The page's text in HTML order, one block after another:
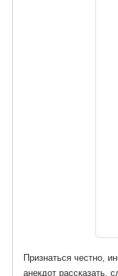
Признаться честно,
анекдот рассказать,